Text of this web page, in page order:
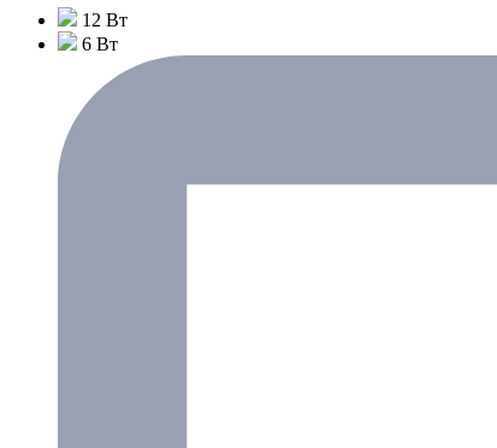
12 Вт
6 Вт